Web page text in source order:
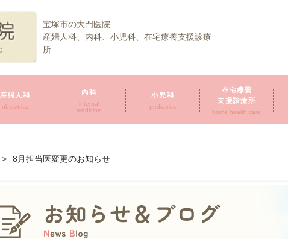
宝塚市の大門医院
産婦人科、内科、小児科、在宅療養支援診療
所
産婦人科
obstetrics
内科
internal
medicine
小児科
pediatrics
在宅療養
支援診療所
home health care
> 8月担当医変更のお知らせ